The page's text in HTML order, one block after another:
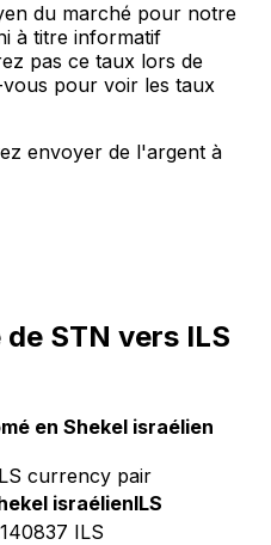
du marché pour notre
à titre informatif
pas ce taux lors de
pour voir les taux
envoyer de l'argent à
STN vers ILS
en Shekel israélien
currency pair
israélienILS
ILS